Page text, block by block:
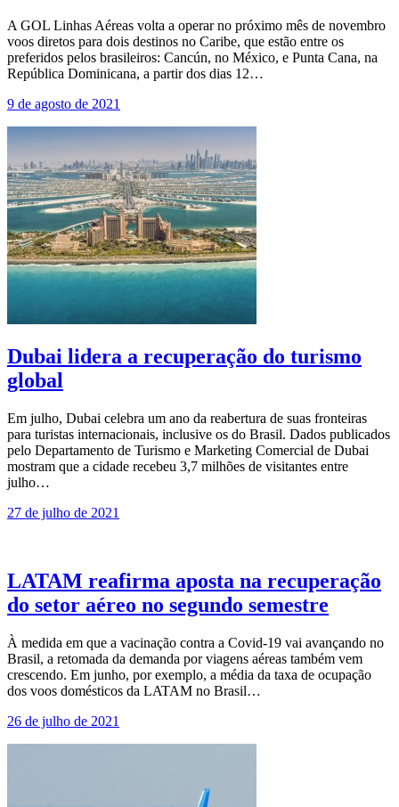
A GOL Linhas Aéreas volta a operar no próximo mês de novembro
voos diretos para dois destinos no Caribe, que estão entre os
preferidos pelos brasileiros: Cancún, no México, e Punta Cana, na
República Dominicana, a partir dos dias 12…
9 de agosto de 2021
Dubai lidera a recuperação do turismo
global
Em julho, Dubai celebra um ano da reabertura de suas fronteiras
para turistas internacionais, inclusive os do Brasil. Dados publicados
pelo Departamento de Turismo e Marketing Comercial de Dubai
mostram que a cidade recebeu 3,7 milhões de visitantes entre
julho…
27 de julho de 2021
LATAM reafirma aposta na recuperação
do setor aéreo no segundo semestre
À medida em que a vacinação contra a Covid-19 vai avançando no
Brasil, a retomada da demanda por viagens aéreas também vem
crescendo. Em junho, por exemplo, a média da taxa de ocupação
dos voos domésticos da LATAM no Brasil…
26 de julho de 2021